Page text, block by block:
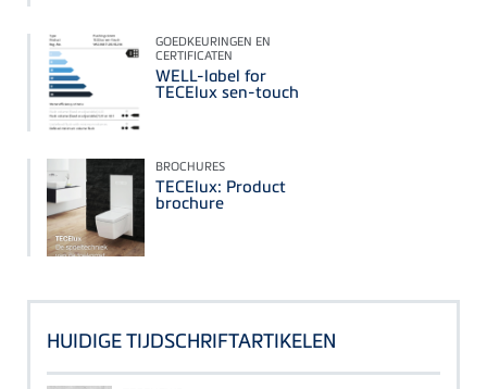
GOEDKEURINGEN EN
CERTIFICATEN
WELL-label for
TECElux sen-touch
BROCHURES
TECElux: Product
brochure
HUIDIGE TIJDSCHRIFTARTIKELEN